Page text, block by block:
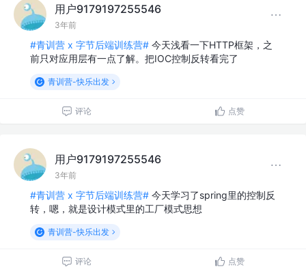
用户9179197255546
3年前
#青训营 x 字节后端训练营# 今天浅看一下HTTP框架，之
前只对应用层有一点了解。把IOC控制反转看完了
青训营-快乐出发
评论 点赞
用户9179197255546
3年前
#青训营 x 字节后端训练营# 今天学习了spring里的控制反
转，嗯，就是设计模式里的工厂模式思想
青训营-快乐出发
评论 点赞